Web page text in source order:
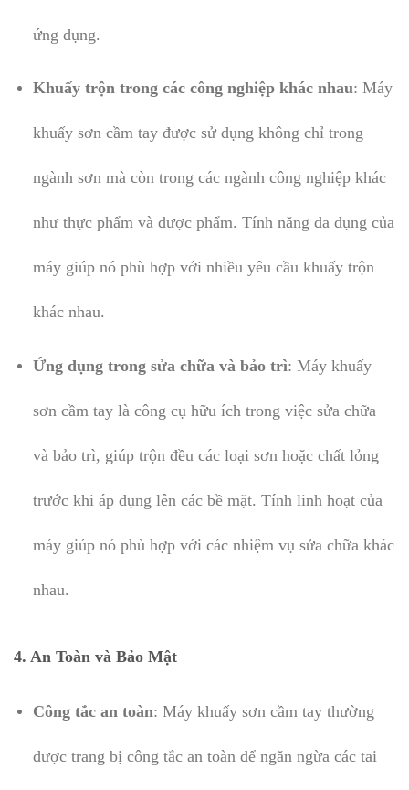
ứng dụng.
Khuấy trộn trong các công nghiệp khác nhau: Máy
khuấy sơn cầm tay được sử dụng không chỉ trong
ngành sơn mà còn trong các ngành công nghiệp khác
như thực phẩm và dược phẩm. Tính năng đa dụng của
máy giúp nó phù hợp với nhiều yêu cầu khuấy trộn
khác nhau.
Ứng dụng trong sửa chữa và bảo trì: Máy khuấy
sơn cầm tay là công cụ hữu ích trong việc sửa chữa
và bảo trì, giúp trộn đều các loại sơn hoặc chất lỏng
trước khi áp dụng lên các bề mặt. Tính linh hoạt của
máy giúp nó phù hợp với các nhiệm vụ sửa chữa khác
nhau.
4. An Toàn và Bảo Mật
Công tắc an toàn: Máy khuấy sơn cầm tay thường
được trang bị công tắc an toàn để ngăn ngừa các tai